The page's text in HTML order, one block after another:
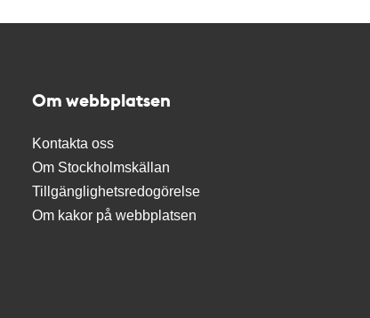
Om webbplatsen
Kontakta oss
Om Stockholmskällan
Tillgänglighetsredogörelse
Om kakor på webbplatsen